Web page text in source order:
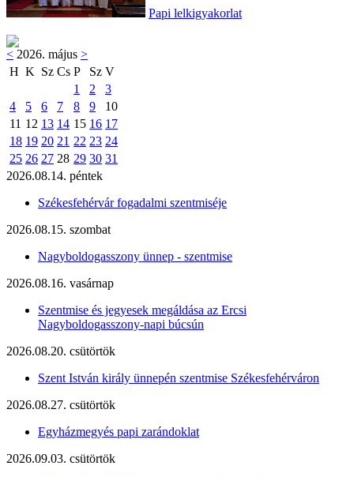
Papi lelkigyakorlat
< 2026. május >
H K Sz Cs P Sz V
1
2
3
4
5 6 7 8 9
10
11 12 13 14 15 16 17
18 19 20 21 22 23 24
25 26 27 28 29 30 31
2026.08.14. péntek
Székesfehérvár fogadalmi szentmiséje
2026.08.15. szombat
Nagyboldogasszony ünnep - szentmise
2026.08.16. vasárnap
Szentmise és jegyesek megáldása az Ercsi
Nagyboldogasszony-napi búcsún
2026.08.20. csütörtök
Szent István király ünnepén szentmise Székesfehérváron
2026.08.27. csütörtök
Egyházmegyés papi zarándoklat
2026.09.03. csütörtök